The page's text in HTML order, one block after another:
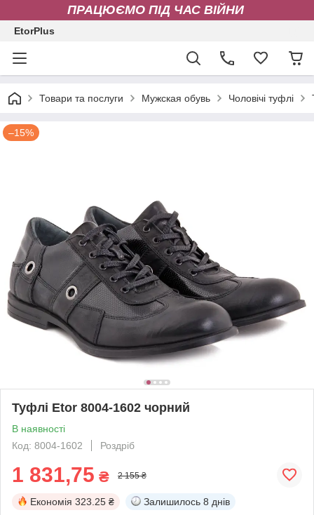
ПРАЦЮЄМО ПІД ЧАС ВІЙНИ
EtorPlus
Товари та послуги Мужская обувь Чоловічі туфлі
–15%
Туфлі Etor 8004-1602 чорний
В наявності
Код: 8004-1602
Роздріб
1 831,75 ₴ 2 155 ₴
Економія 323.25 ₴ Залишилось 8 днів